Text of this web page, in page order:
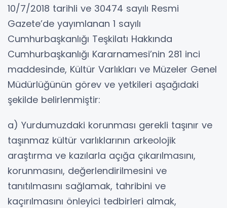
10/7/2018 tarihli ve 30474 sayılı Resmi
Gazete’de yayımlanan 1 sayılı
Cumhurbaşkanlığı Teşkilatı Hakkında
Cumhurbaşkanlığı Kararnamesi’nin 281 inci
maddesinde, Kültür Varlıkları ve Müzeler Genel
Müdürlüğünün görev ve yetkileri aşağıdaki
şekilde belirlenmiştir:
a) Yurdumuzdaki korunması gerekli taşınır ve
taşınmaz kültür varlıklarının arkeolojik
araştırma ve kazılarla açığa çıkarılmasını,
korunmasını, değerlendirilmesini ve
tanıtılmasını sağlamak, tahribini ve
kaçırılmasını önleyici tedbirleri almak,